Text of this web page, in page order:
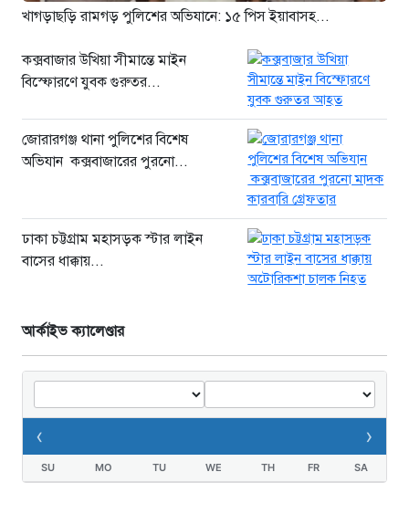
১ দিন আগে
খাগড়াছড়ি রামগড় পুলিশের অভিযানে: ১৫ পিস ইয়াবাসহ...
কক্সবাজার উখিয়া সীমান্তে মাইন
বিস্ফোরণে যুবক গুরুতর...
জোরারগঞ্জ থানা পুলিশের বিশেষ
অভিযান কক্সবাজারের পুরনো...
ঢাকা চট্টগ্রাম মহাসড়ক স্টার লাইন
বাসের ধাক্কায়...
আর্কাইভ ক্যালেণ্ডার
‹ ›
SU MO TU WE TH FR SA